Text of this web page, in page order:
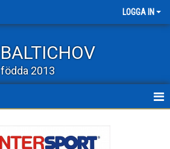
LOGGA IN
2013